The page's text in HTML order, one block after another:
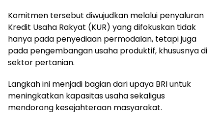
Komitmen tersebut diwujudkan melalui penyaluran
Kredit Usaha Rakyat (KUR) yang difokuskan tidak
hanya pada penyediaan permodalan, tetapi juga
pada pengembangan usaha produktif, khususnya di
sektor pertanian.
Langkah ini menjadi bagian dari upaya BRI untuk
meningkatkan kapasitas usaha sekaligus
mendorong kesejahteraan masyarakat.